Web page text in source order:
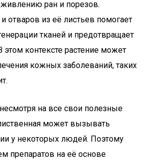
ран и порезов.
отваров из её листьев помогает
тканей и предотвращает
контексте растение может
кожных заболеваний, таких
на все свои полезные
может вызывать
у некоторых людей. Поэтому
препаратов на её основе